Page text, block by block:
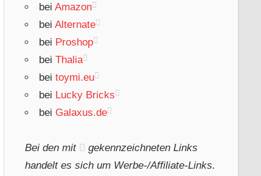
bei Amazon
bei Alternate
bei Proshop
bei Thalia
bei toymi.eu
bei Lucky Bricks
bei Galaxus.de
Bei den mit
gekennzeichneten Links
handelt es sich um Werbe-/Affiliate-Links.